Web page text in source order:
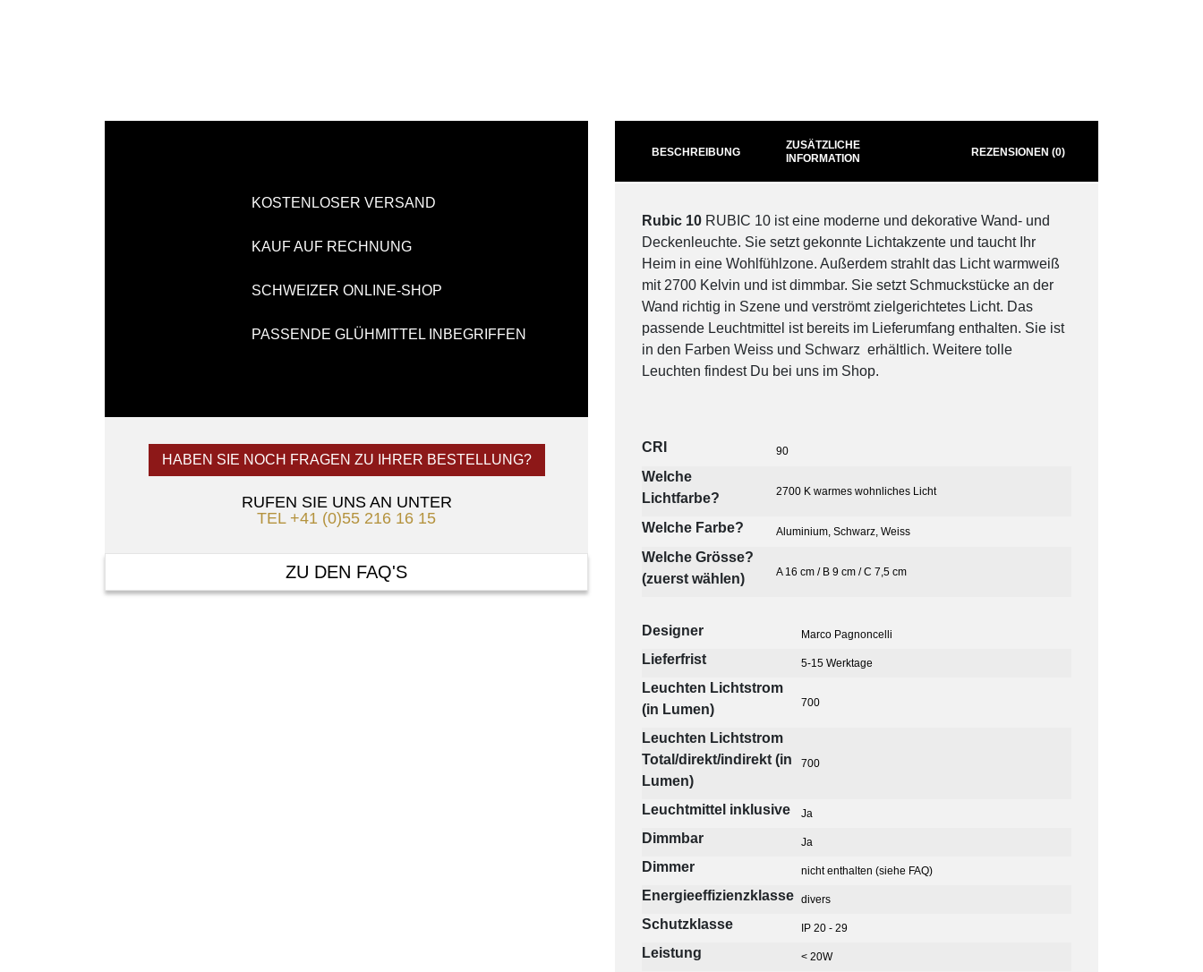
KOSTENLOSER VERSAND
KAUF AUF RECHNUNG
SCHWEIZER ONLINE-SHOP
PASSENDE GLÜHMITTEL INBEGRIFFEN
HABEN SIE NOCH FRAGEN ZU IHRER BESTELLUNG?
RUFEN SIE UNS AN UNTER
TEL +41 (0)55 216 16 15
ZU DEN FAQ'S
BESCHREIBUNG
ZUSÄTZLICHE
INFORMATION
REZENSIONEN (0)
Rubic 10 RUBIC 10 ist eine moderne und dekorative Wand- und
Deckenleuchte. Sie setzt gekonnte Lichtakzente und taucht Ihr
Heim in eine Wohlfühlzone. Außerdem strahlt das Licht warmweiß
mit 2700 Kelvin und ist dimmbar. Sie setzt Schmuckstücke an der
Wand richtig in Szene und verströmt zielgerichtetes Licht. Das
passende Leuchtmittel ist bereits im Lieferumfang enthalten. Sie ist
in den Farben Weiss und Schwarz erhältlich. Weitere tolle
Leuchten findest Du bei uns im Shop.
CRI 90
Welche
Lichtfarbe?
2700 K warmes wohnliches Licht
Welche Farbe? Aluminium, Schwarz, Weiss
Welche Grösse?
(zuerst wählen)
A 16 cm / B 9 cm / C 7,5 cm
Designer Marco Pagnoncelli
Lieferfrist 5-15 Werktage
Leuchten Lichtstrom
(in Lumen)
700
Leuchten Lichtstrom
Total/direkt/indirekt (in
Lumen)
700
Leuchtmittel inklusive Ja
Dimmbar Ja
Dimmer nicht enthalten (siehe FAQ)
Energieeffizienzklasse divers
Schutzklasse IP 20 - 29
Leistung < 20W